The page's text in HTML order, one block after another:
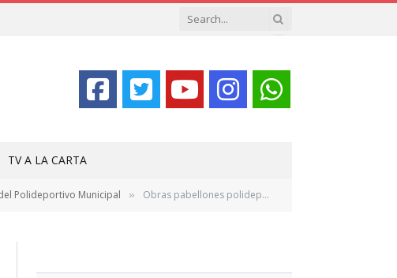
TV A LA CARTA
Polideportivo Municipal » Obras pabellones polideportivo Alhaurín el Grande (5)